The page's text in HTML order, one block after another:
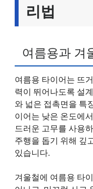
리법
여름용과 겨
여름용 타이어는 뜨
력이 뛰어나도록 설
와 넓은 접촉면을 특
이어는 낮은 온도에
드러운 고무를 사용
주행을 돕기 위해 깊
있습니다.
겨울철에 여름용 타